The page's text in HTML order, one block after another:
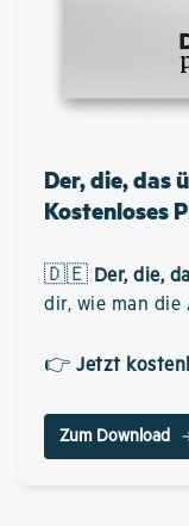
Der, die, das
Kostenloses
🇩🇪 Der, die,
dir, wie man
👉 Jetzt
Zum Download